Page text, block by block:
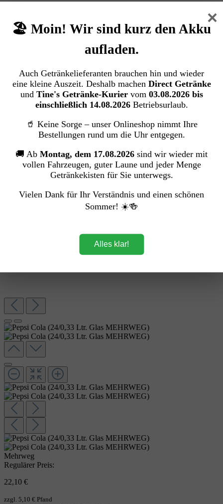
Mehrweg
Regulärer Preis:
22,10 €
zzgl. 5,10 € Pfand
×
🏖️ Moin! Wir sind kurz den Akku
aufladen.
Auch Getränkelieferanten brauchen hin und wieder
eine kleine Auszeit. Deshalb machen Direct Getränke
und Tine's Getränke-Kuriervom 03.08.2026 bis
einschließlich 14.08.2026Betriebsurlaub.
🥤 Keine Sorge – unser Onlineshop nimmt Ihre
Bestellungen rund um die Uhr entgegen.
🚚 Ab Montag, dem 17.08.2026 sind wir wieder mit
vollen Fahrzeugen, guter Laune und jeder Menge
Getränkekisten für Sie unterwegs.
Vielen Dank für Ihr Verständnis und einen schönen
Sommer! ☀️🍻
Alles klar!